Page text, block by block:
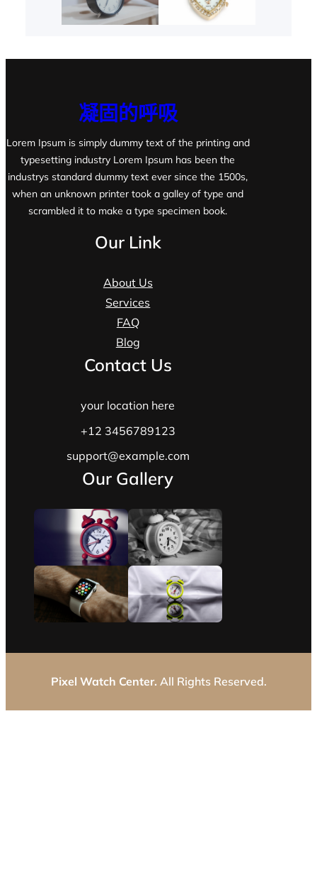
凝固的呼吸
Lorem Ipsum is simply dummy text of the printing and
typesetting industry Lorem Ipsum has been the
industrys standard dummy text ever since the 1500s,
when an unknown printer took a galley of type and
scrambled it to make a type specimen book.
Our Link
About Us
Services
FAQ
Blog
Contact Us
your location here
+12 3456789123
support@example.com
Our Gallery
Pixel Watch Center. All Rights Reserved.